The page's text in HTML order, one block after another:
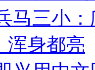
马三小
浑身都亮